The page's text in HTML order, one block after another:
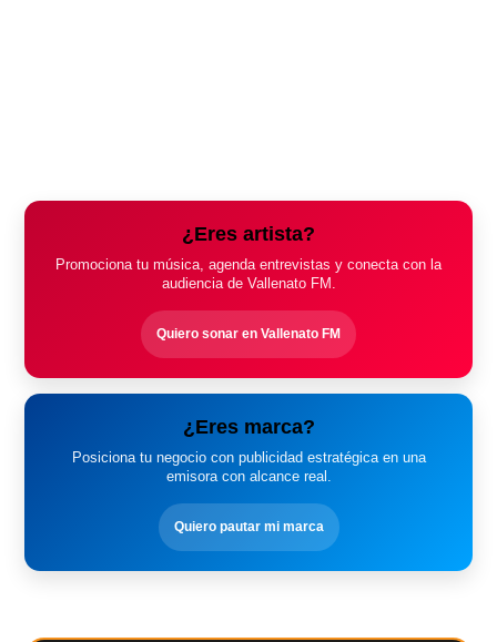
¿Eres artista?
Promociona tu música, agenda entrevistas y conecta con la
audiencia de Vallenato FM.
Quiero sonar en Vallenato FM
¿Eres marca?
Posiciona tu negocio con publicidad estratégica en una
emisora con alcance real.
Quiero pautar mi marca